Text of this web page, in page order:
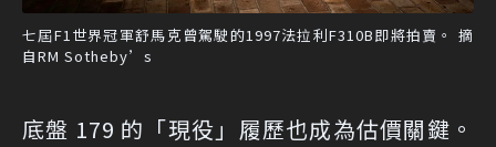
七屆F1世界冠軍舒馬克曾駕駛的1997法拉利F310B即將拍賣。 摘
自RM Sotheby’s
底盤 179 的「現役」履歷也成為估價關鍵。